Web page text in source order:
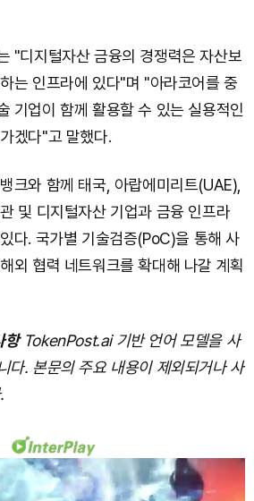
"디지털자산 금융의 경쟁력은 자산보
는 인프라에 있다"며 "아라코어를 중
기업이 함께 활용할 수 있는 실용적인
겠다"고 말했다.
크와 함께 태국, 아랍에미리트(UAE),
및 디지털자산 기업과 금융 인프라
다. 국가별 기술검증(PoC)을 통해 사
외 협력 네트워크를 확대해 나갈 계획
항TokenPost.ai 기반 언어 모델을 사
다. 본문의 주요 내용이 제외되거나 사